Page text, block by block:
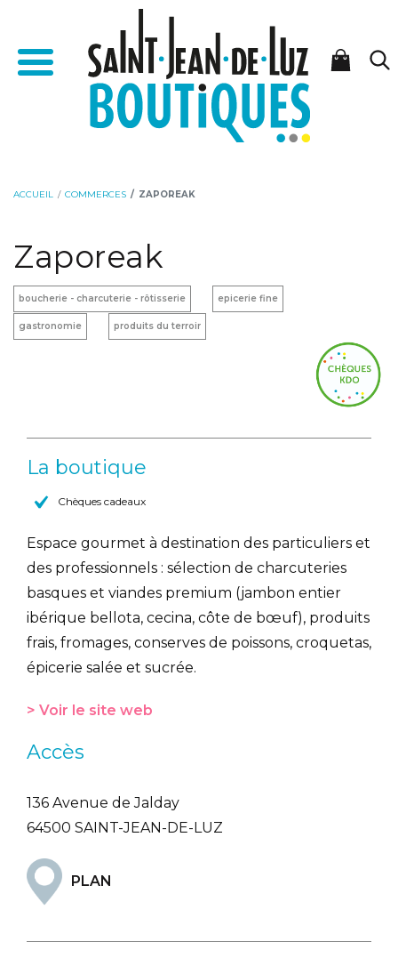
contenu
Menu
Accueil - Saint-Jean-de-Luz Boutiques
ACCUEIL COMMERCES ZAPOREAK
Zaporeak
boucherie - charcuterie - rôtisserie epicerie fine
gastronomie produits du terroir
La boutique
Chèques cadeaux
Espace gourmet à destination des particuliers et
des professionnels : sélection de charcuteries
basques et viandes premium (jambon entier
ibérique bellota, cecina, côte de bœuf), produits
frais, fromages, conserves de poissons, croquetas,
épicerie salée et sucrée.
> Voir le site web
Accès
136 Avenue de Jalday
64500 SAINT-JEAN-DE-LUZ
PLAN